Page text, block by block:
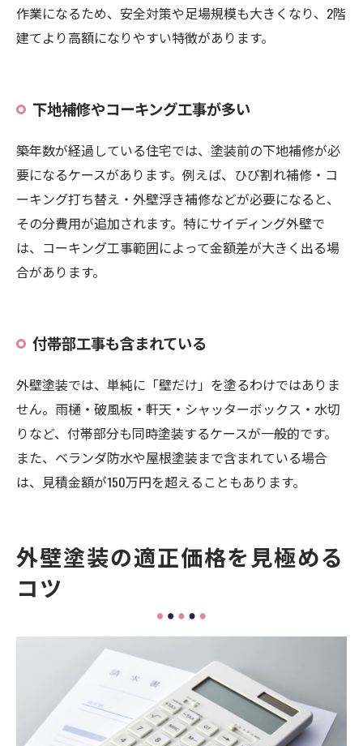
作業になるため、安全対策や足場規模も大きくなり、2階
建てより高額になりやすい特徴があります。
下地補修やコーキング工事が多い
築年数が経過している住宅では、塗装前の下地補修が必
要になるケースがあります。例えば、ひび割れ補修・コ
ーキング打ち替え・外壁浮き補修などが必要になると、
その分費用が追加されます。特にサイディング外壁で
は、コーキング工事範囲によって金額差が大きく出る場
合があります。
付帯部工事も含まれている
外壁塗装では、単純に「壁だけ」を塗るわけではありま
せん。雨樋・破風板・軒天・シャッターボックス・水切
りなど、付帯部分も同時塗装するケースが一般的です。
また、ベランダ防水や屋根塗装まで含まれている場合
は、見積金額が150万円を超えることもあります。
外壁塗装の適正価格を見極める
コツ